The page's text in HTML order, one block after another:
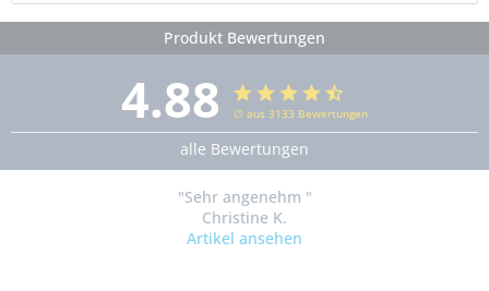
Produkt Bewertungen
4.88 ∅ aus 3133 Bewertungen
alle Bewertungen
"Sehr angenehm "
Christine K.
Artikel ansehen